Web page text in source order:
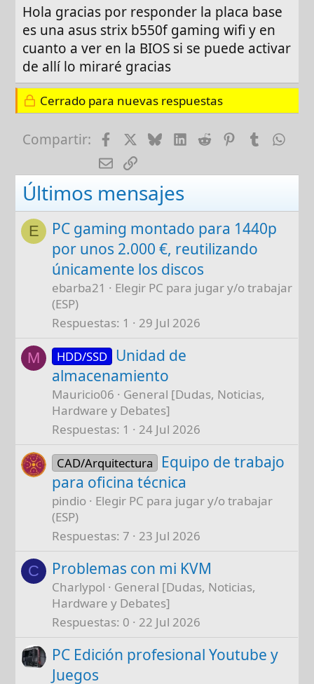
Hola gracias por responder la placa base
es una asus strix b550f gaming wifi y en
cuanto a ver en la BIOS si se puede activar
de allí lo miraré gracias
Cerrado para nuevas respuestas
Compartir: FacebookBlueskyLinkedIn
RedditPinterest
Tumblr
E-mailEnlace
Últimos mensajes
E
PC gaming montado para 1440p
por unos 2.000 €, reutilizando
únicamente los discos
ebarba21
Elegir PC para jugar y/o trabajar
(ESP)
Respuestas 1 29 Jul 2026
M HDD/SSD Unidad de
almacenamiento
Mauricio06
General [Dudas, Noticias,
Hardware y Debates]
Respuestas 1 24 Jul 2026
CAD/Arquitectura
Equipo de trabajo
para oficina técnica
pindio
Elegir PC para jugar y/o trabajar
(ESP)
Respuestas 7 23 Jul 2026
C Problemas con mi KVM
Charlypol
General [Dudas, Noticias,
Hardware y Debates]
Respuestas 0 22 Jul 2026
PC Edición profesional Youtube y
Juegos